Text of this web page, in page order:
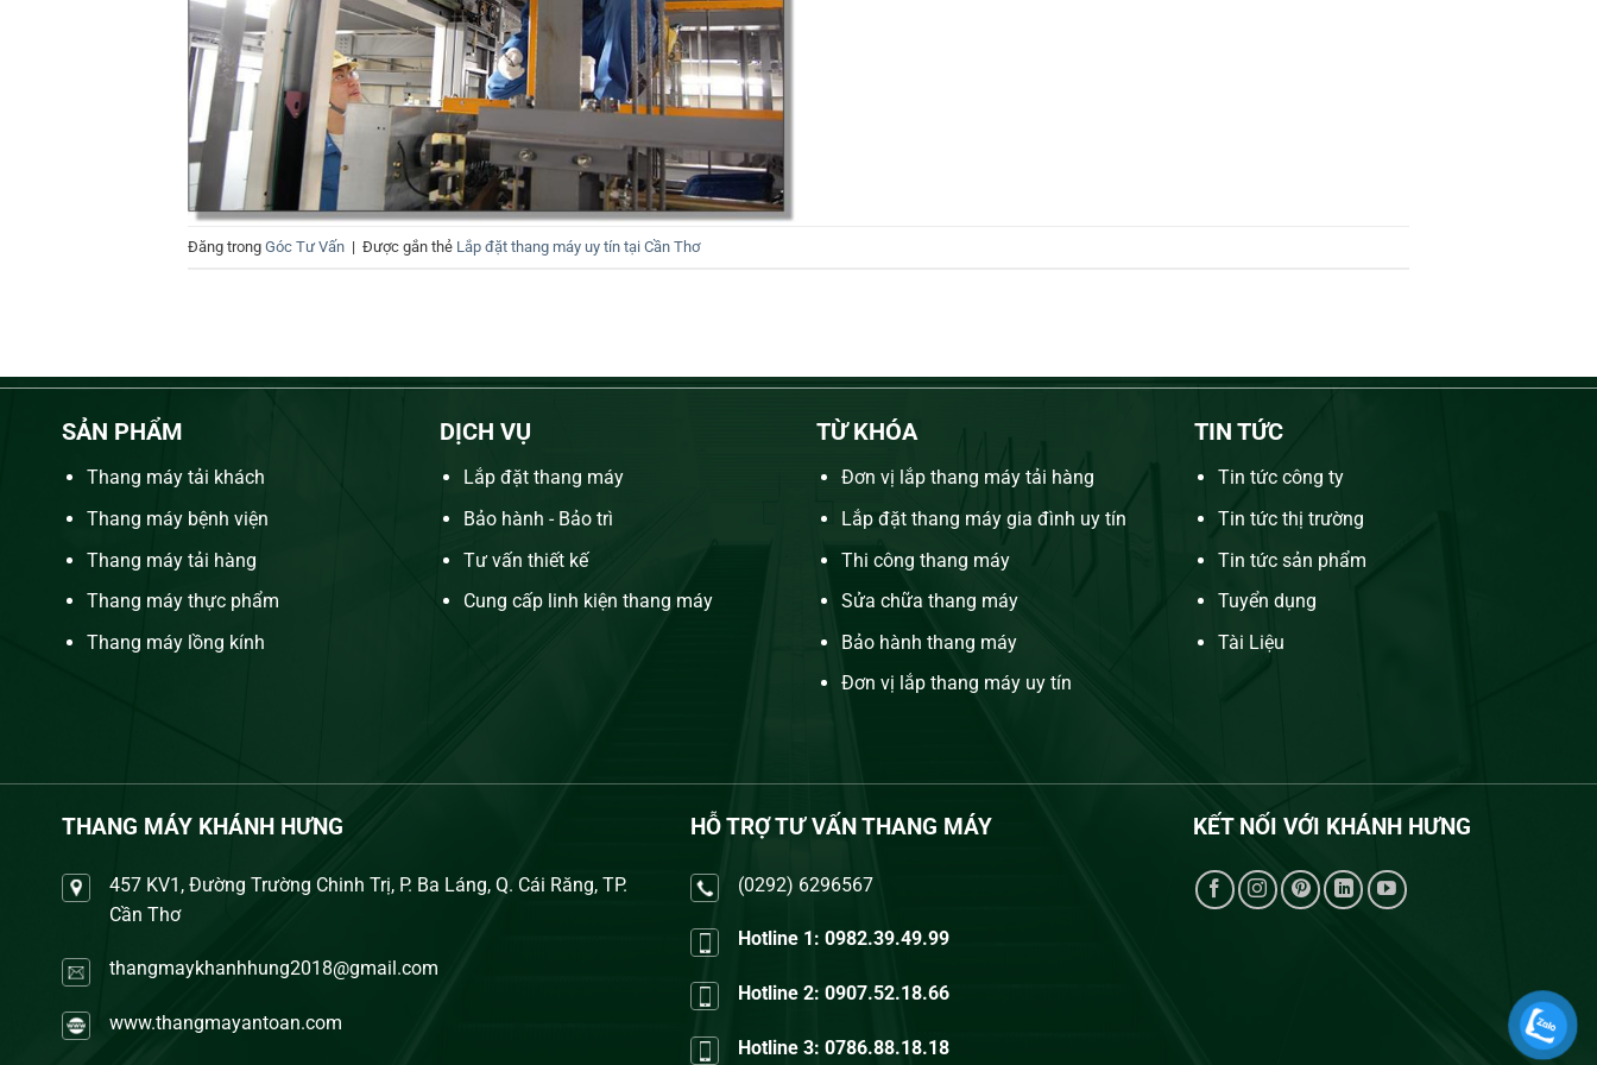
Đăng trong Góc Tư Vấn | Được gắn thẻ Lắp đặt thang máy uy tín tại Cần Thơ
SẢN PHẨM
Thang máy tải khách
Thang máy bệnh viện
Thang máy tải hàng
Thang máy thực phẩm
Thang máy lồng kính
DỊCH VỤ
Lắp đặt thang máy
Bảo hành - Bảo trì
Tư vấn thiết kế
Cung cấp linh kiện thang máy
TỪ KHÓA
Đơn vị lắp thang máy tải hàng
Lắp đặt thang máy gia đình uy tín
Thi công thang máy
Sửa chữa thang máy
Bảo hành thang máy
Đơn vị lắp thang máy uy tín
TIN TỨC
Tin tức công ty
Tin tức thị trường
Tin tức sản phẩm
Tuyển dụng
Tài Liệu
THANG MÁY KHÁNH HƯNG
457 KV1, Đường Trường Chinh Trị, P. Ba Láng, Q. Cái Răng, TP.
Cần Thơ
thangmaykhanhhung2018@gmail.com
www.thangmayantoan.com
HỖ TRỢ TƯ VẤN THANG MÁY
(0292) 6296567
Hotline 1: 0982.39.49.99
Hotline 2: 0907.52.18.66
Hotline 3: 0786.88.18.18
KẾT NỐI VỚI KHÁNH HƯNG